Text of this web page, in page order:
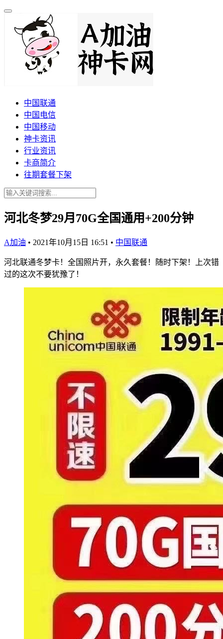
中国联通
中国电信
中国移动
神卡资讯
行业资讯
卡商简介
往期套餐下架
河北冬梦29月70G全国通用+200分钟
A加油 • 2021年10月15日 16:51 • 中国联通
河北联通冬梦卡！全国照片开，永久套餐！随时下架！上次错
过的这次不要犹豫了！